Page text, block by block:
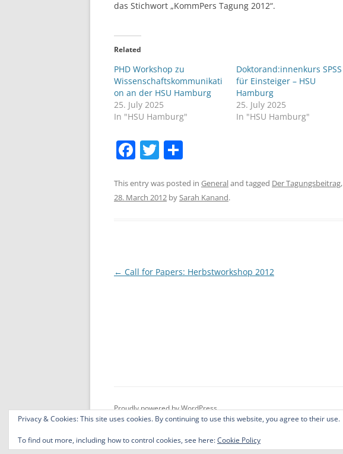
das Stichwort „KommPers Tagung 2012“.
Related
PHD Workshop zu
Wissenschaftskommunikati
on an der HSU Hamburg
25. July 2025
In "HSU Hamburg"
Doktorand:innenkurs SPSS
für Einsteiger – HSU
Hamburg
25. July 2025
In "HSU Hamburg"
F
c
e
o
k
T
itt
er
ar
e
This entry was posted in Generaland tagged Der Tagungsbeitrag,
28. March 2012 bySarah Kanand.
Post
← Call for Papers: Herbstworkshop 2012
Proudly powered by WordPress
Privacy & Cookies: This site uses cookies. By continuing to use this website, you agree to their use.
To find out more, including how to control cookies, see here:Cookie Policy